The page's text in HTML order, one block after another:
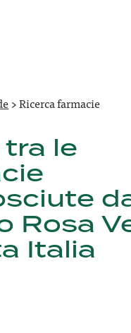
>Ricerca farmacie
tra le
Rosa
Italia